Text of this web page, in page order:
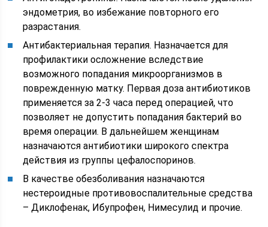
эндометрия, во избежание повторного его
разрастания.
Антибактериальная терапия. Назначается для
профилактики осложнение вследствие
возможного попадания микроорганизмов в
поврежденную матку. Первая доза антибиотиков
применяется за 2-3 часа перед операцией, что
позволяет не допустить попадания бактерий во
время операции. В дальнейшем женщинам
назначаются антибиотики широкого спектра
действия из группы цефалоспоринов.
В качестве обезболивания назначаются
нестероидные противовоспалительные средства
– Диклофенак, Ибупрофен, Нимесулид и прочие.